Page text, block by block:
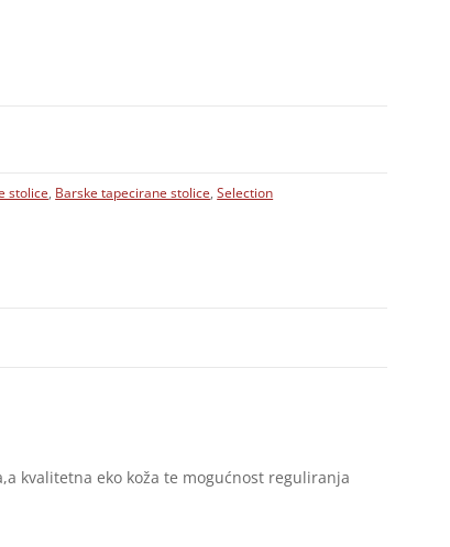
stolice, Barske tapecirane stolice,Selection
kvalitetna eko koža te mogućnost reguliranja